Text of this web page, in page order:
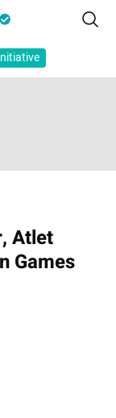
Atlet
Games